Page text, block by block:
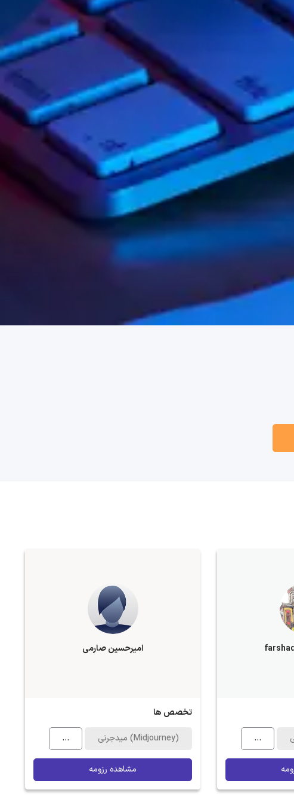
...
امیرحسین صارمی
تخصص ها
میدجرنی (Midjourney) ...
مشاهده رزومه